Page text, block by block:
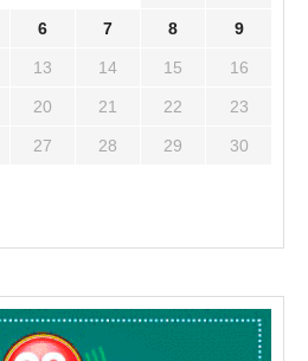
6 7 8 9
13 14 15 16
20 21 22 23
27 28 29 30